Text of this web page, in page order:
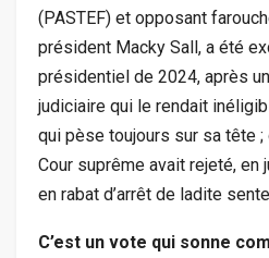
(PASTEF) et opposant
président Macky Sall, a été
présidentiel de 2024, après
judiciaire qui le rendait
qui pèse toujours sur sa tête ;
Cour suprême avait rejeté, en
en rabat d’arrêt de ladite
C’est un vote qui sonne